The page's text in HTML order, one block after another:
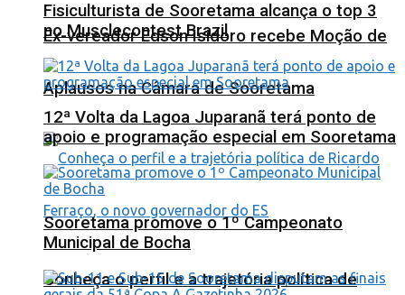
Ex-vereador Edson Isidoro recebe Moção de
Aplausos na Câmara de Sooretama
Conheça o perfil e a trajetória política de
Fisiculturista de Sooretama alcança o top 3
no Musclecontest Brazil
12ª Volta da Lagoa Juparanã terá ponto de
apoio e programação especial em Sooretama
Sooretama promove o 1º Campeonato
Municipal de Bocha